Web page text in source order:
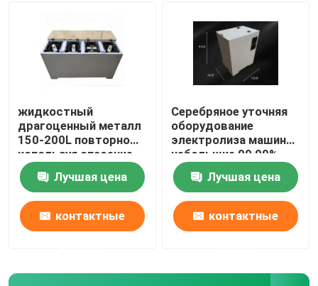
жидкостный
драгоценный металл
150-200L повторно
используя спасение
металла машины 99%
от отработанной
воды
Лучшая цена
контактные
Серебряное уточняя
оборудование
электролиза машины
небольшие 99,99%
легкое для того
чтобы привестись в
действие
доказательство
утечки
Лучшая цена
контактные